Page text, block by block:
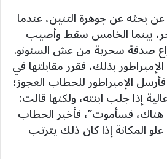
عن بحثه عن جوهرة التنين، عندما
بينما الخامس سقط وأصيب
صدفة سحرية من عش السنونو.
بذلك، فقرر مقابلتها في
الإمبراطور للحطاب العجوز؛
إذا جلب ابنته، ولكنها قالت:
هناك، فسأموت”، فأخبر الحطاب
علو المكانة إذا كان ذلك يترتب